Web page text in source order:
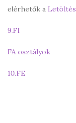
elérhetők a
9.FI
FA osztályok
10.FE